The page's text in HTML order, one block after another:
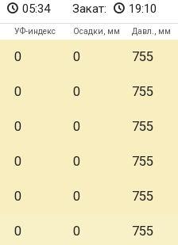
05:34 Закат: 19:10
УФ-индекс Осадки, мм Давл., мм
0 0 755
0 0 755
0 0 755
0 0 755
0 0 755
0 0 755